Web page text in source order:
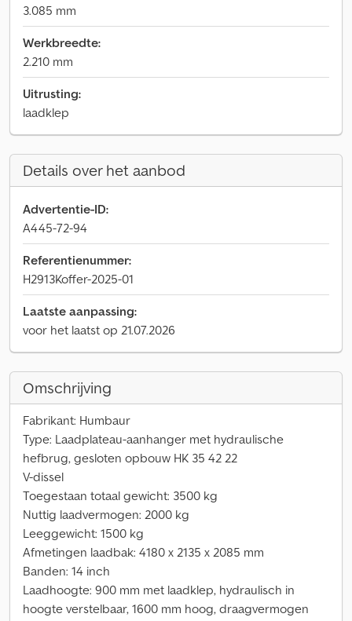
3.085 mm
Werkbreedte:
2.210 mm
Uitrusting:
laadklep
Details over het aanbod
Advertentie-ID:
A445-72-94
Referentienummer:
H2913Koffer-2025-01
Laatste aanpassing:
voor het laatst op 21.07.2026
Omschrijving
Fabrikant: Humbaur
Type: Laadplateau-aanhanger met hydraulische
hefbrug, gesloten opbouw HK 35 42 22
V-dissel
Toegestaan totaal gewicht: 3500 kg
Nuttig laadvermogen: 2000 kg
Leeggewicht: 1500 kg
Afmetingen laadbak: 4180 x 2135 x 2085 mm
Banden: 14 inch
Laadhoogte: 900 mm met laadklep, hydraulisch in
hoogte verstelbaar, 1600 mm hoog, draagvermogen